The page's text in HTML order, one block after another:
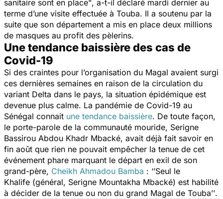
sanitaire sont en place", a-t-il déclaré mardi dernier au
terme d’une visite effectuée à Touba. Il a soutenu par la
suite que son département a mis en place deux millions
de masques au profit des pèlerins.
Une tendance baissière des cas de
Covid-19
Si des craintes pour l’organisation du Magal avaient surgi
ces dernières semaines en raison de la circulation du
variant Delta dans le pays, la situation épidémique est
devenue plus calme. La pandémie de Covid-19 au
Sénégal connait une tendance baissière. De toute façon,
le porte-parole de la communauté mouride, Serigne
Bassirou Abdou Khadr Mbacké, avait déjà fait savoir en
fin août que rien ne pouvait empêcher la tenue de cet
événement phare marquant le départ en exil de son
grand-père, Cheikh Ahmadou Bamba : ‘’Seul le
Khalife (général, Serigne Mountakha Mbacké) est habilité
à décider de la tenue ou non du grand Magal de Touba’’.